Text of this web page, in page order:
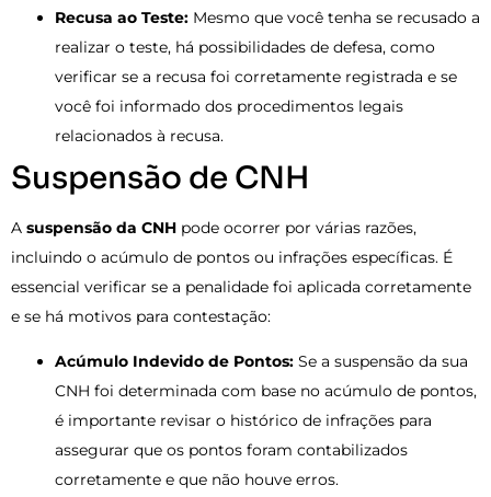
Recusa ao Teste: Mesmo que você tenha se recusado a
realizar o teste, há possibilidades de defesa, como
verificar se a recusa foi corretamente registrada e se
você foi informado dos procedimentos legais
relacionados à recusa.
Suspensão de CNH
A suspensão da CNH pode ocorrer por várias razões,
incluindo o acúmulo de pontos ou infrações específicas. É
essencial verificar se a penalidade foi aplicada corretamente
e se há motivos para contestação:
Acúmulo Indevido de Pontos: Se a suspensão da sua
CNH foi determinada com base no acúmulo de pontos,
é importante revisar o histórico de infrações para
assegurar que os pontos foram contabilizados
corretamente e que não houve erros.